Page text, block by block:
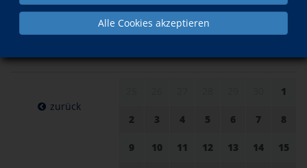
Alle Cookies akzeptieren
im Mai
1
2 3 4 5 6 7 8
9 10 11 12 13 14 15
zurück